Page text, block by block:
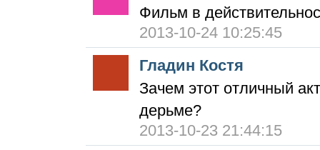
Фильм в
2013-10-24 10:25:45
Гладин Костя
Зачем этот отличный
дерьме?
2013-10-23 21:44:15